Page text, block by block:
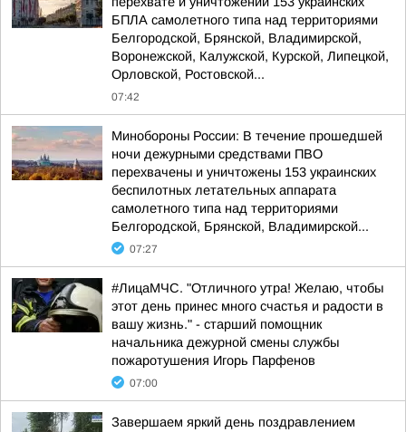
БПЛА самолетного типа над территориями
Белгородской, Брянской, Владимирской,
Воронежской, Калужской, Курской, Липецкой,
Орловской, Ростовской...
07:42
Минобороны России: В течение прошедшей
ночи дежурными средствами ПВО
перехвачены и уничтожены 153 украинских
беспилотных летательных аппарата
самолетного типа над территориями
Белгородской, Брянской, Владимирской...
07:27
#ЛицаМЧС. "Отличного утра! Желаю, чтобы
этот день принес много счастья и радости в
вашу жизнь." - старший помощник
начальника дежурной смены службы
пожаротушения Игорь Парфенов
07:00
Завершаем яркий день поздравлением